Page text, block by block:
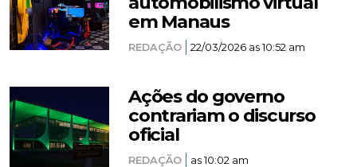
em Manaus
REDAÇÃO 22/03/2026 as 10:52 am
Ações do governo
contrariam o discurso
oficial
REDAÇÃO as 10:02 am